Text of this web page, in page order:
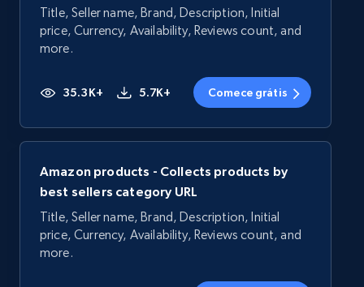
Title, Seller name, Brand, Description, Initial
price, Currency, Availability, Reviews count, and
more.
35.3K+ 5.7K+ Comece grátis
Amazon products - Collects products by
best sellers category URL
Title, Seller name, Brand, Description, Initial
price, Currency, Availability, Reviews count, and
more.